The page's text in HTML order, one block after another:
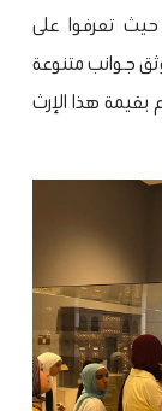
تعرفوا على
جوانب متنوعة
هذا الإرث